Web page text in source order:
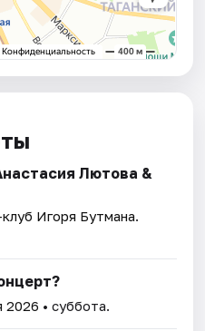
Лютова &
Игоря Бутмана.
2026 • суббота.